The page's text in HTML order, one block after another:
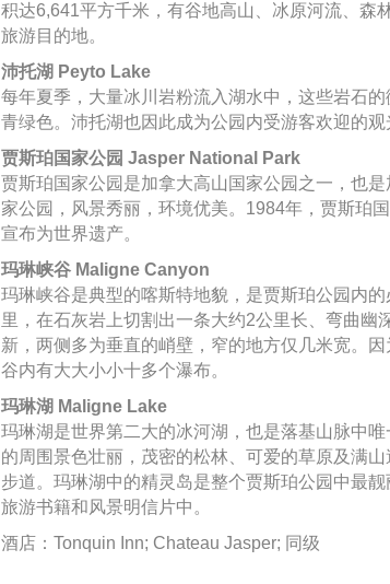
积达6,641平方千米，有谷地高山、冰原河流、森
旅游目的地。
沛托湖 Peyto Lake
每年夏季，大量冰川岩粉流入湖水中，这些岩石
青绿色。沛托湖也因此成为公园内受游客欢迎的观
贾斯珀国家公园 Jasper National Park
贾斯珀国家公园是加拿大高山国家公园之一，也
家公园，风景秀丽，环境优美。1984年，贾斯珀
宣布为世界遗产。
玛琳峡谷 Maligne Canyon
玛琳峡谷是典型的喀斯特地貌，是贾斯珀公园内
里，在石灰岩上切割出一条大约2公里长、弯曲幽
新，两侧多为垂直的峭壁，窄的地方仅几米宽。
谷内有大大小小十多个瀑布。
玛琳湖 Maligne Lake
玛琳湖是世界第二大的冰河湖，也是落基山脉中
的周围景色壮丽，茂密的松林、可爱的草原及满
步道。玛琳湖中的精灵岛是整个贾斯珀公园中最
旅游书籍和风景明信片中。
酒店：Tonquin Inn; Chateau Jasper; 同级